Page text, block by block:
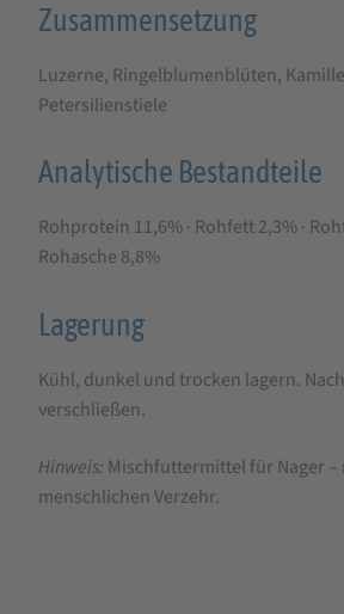
Zusammensetzung
Luzerne, Ringelblumenblüten,
Petersilienstiele
Analytische Bestandteile
Rohprotein 11,6% · Rohfett 2,3% ·
Rohasche 8,8%
Lagerung
Kühl, dunkel und trocken lagern.
verschließen.
Hinweis: Mischfuttermittel für Nager
menschlichen Verzehr.